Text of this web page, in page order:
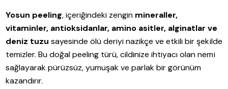
Yosun peeling, içeriğindeki zengin mineraller,
vitaminler, antioksidanlar, amino asitler, alginatlar ve
deniz tuzu sayesinde ölü deriyi nazikçe ve etkili bir şekilde
temizler. Bu doğal peeling türü, cildinize ihtiyacı olan nemi
sağlayarak pürüzsüz, yumuşak ve parlak bir görünüm
kazandırır.